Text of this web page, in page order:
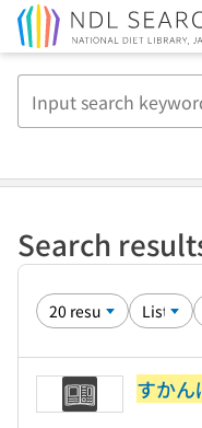
Search
すかん